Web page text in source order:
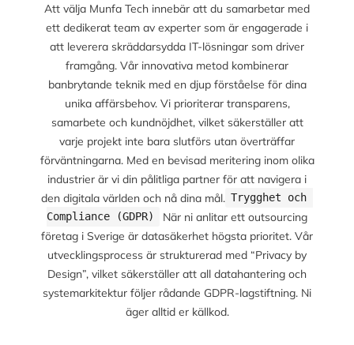
Att välja Munfa Tech innebär att du samarbetar med
ett dedikerat team av experter som är engagerade i
att leverera skräddarsydda IT-lösningar som driver
framgång. Vår innovativa metod kombinerar
banbrytande teknik med en djup förståelse för dina
unika affärsbehov. Vi prioriterar transparens,
samarbete och kundnöjdhet, vilket säkerställer att
varje projekt inte bara slutförs utan överträffar
förväntningarna. Med en bevisad meritering inom olika
industrier är vi din pålitliga partner för att navigera i
den digitala världen och nå dina mål. Trygghet och
Compliance (GDPR)
När ni anlitar ett outsourcing
företag i Sverige är datasäkerhet högsta prioritet. Vår
utvecklingsprocess är strukturerad med “Privacy by
Design”, vilket säkerställer att all datahantering och
systemarkitektur följer rådande GDPR-lagstiftning. Ni
äger alltid er källkod.